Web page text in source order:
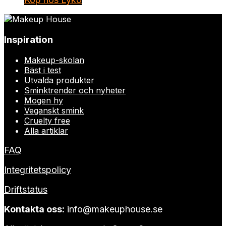
Inspiration
Makeup-skolan
Bäst i test
Utvalda produkter
Sminktrender och nyheter
Mogen hy
Veganskt smink
Cruelty free
Alla artiklar
FAQ
Integritetspolicy
Driftstatus
Kontakta oss: info@makeuphouse.se